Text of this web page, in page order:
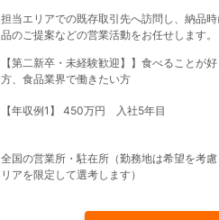
担当エリアでの既存取引先へ訪問し、納品
品のご提案などの営業活動をお任せします。
【第二新卒・未経験歓迎】】食べることが
方、食品業界で働きたい方
【年収例1】 450万円 入社5年目
全国の営業所・駐在所（勤務地は希望を考
リアを限定して選考します）